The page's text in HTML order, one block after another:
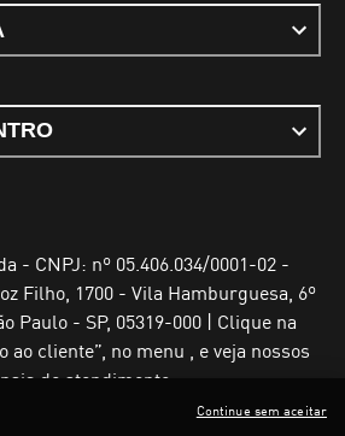
- CNPJ: nº 05.406.034/0001-02 -
Filho, 1700 - Vila Hamburguesa, 6º
Paulo - SP, 05319-000 | Clique na
ao cliente”, no menu , e veja nossos
de atendimento
Continue sem aceitar